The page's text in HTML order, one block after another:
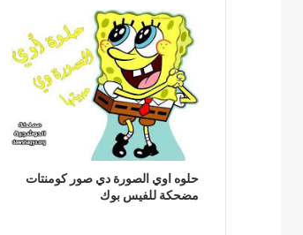
حلوه اوي الصورة دي صور كومنتات
مضحكة للفيس بوك